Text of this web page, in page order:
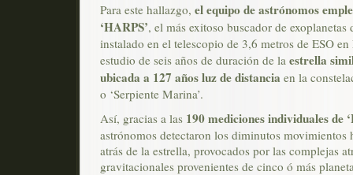
Para este hallazgo, el equipo de astrónomos
‘HARPS’, el más exitoso buscador de exoplanetas
instalado en el telescopio de 3,6 metros de ESO
estudio de seis años de duración de la estrella
ubicada a 127 años luz de distancia en la
o ‘Serpiente Marina’.
Así, gracias a las 190 mediciones individuales de
astrónomos detectaron los diminutos movimientos
atrás de la estrella, provocados por las complejas
gravitacionales provenientes de cinco ó más